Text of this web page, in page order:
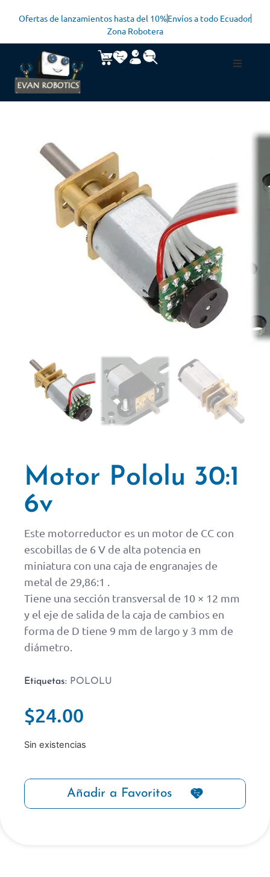
Ofertas de lanzamientos hasta del 10%Envíos a todo Ecuador
Zona Robotera
Motor Pololu 30:1
6v
Este motorreductor es un motor de CC con
escobillas de 6 V de alta potencia en
miniatura con una caja de engranajes de
metal de 29,86:1 .
Tiene una sección transversal de 10 × 12 mm
y el eje de salida de la caja de cambios en
forma de D tiene 9 mm de largo y 3 mm de
diámetro.
Etiquetas: POLOLU
$24.00
Sin existencias
Añadir a Favoritos